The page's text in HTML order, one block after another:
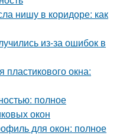
нишу в коридоре: как
из-за ошибок в
окна:
полное
окон
для окон: полное